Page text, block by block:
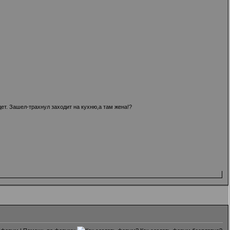
Зашел-трахнул заходит на кухню,а там жена!?